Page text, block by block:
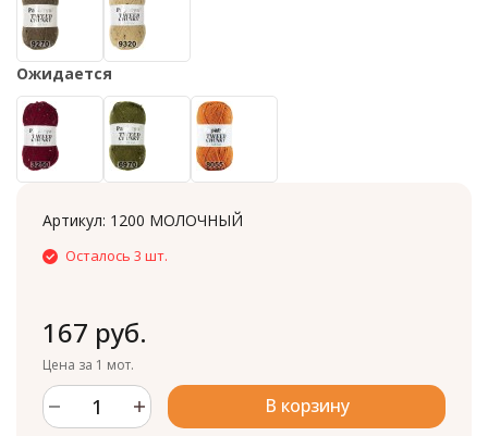
Ожидается
Артикул: 1200 МОЛОЧНЫЙ
Осталось 3 шт.
167 руб.
Цена за 1 мот.
В корзину